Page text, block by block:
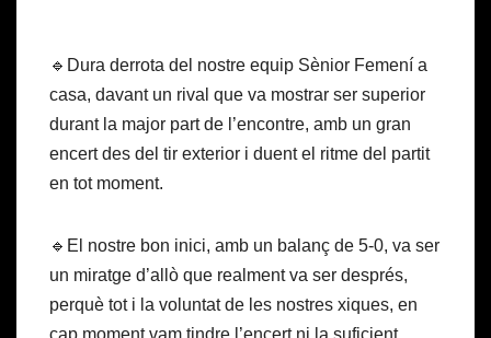
🔹Dura derrota del nostre equip Sènior Femení a
casa, davant un rival que va mostrar ser superior
durant la major part de l’encontre, amb un gran
encert des del tir exterior i duent el ritme del partit
en tot moment.
🔹El nostre bon inici, amb un balanç de 5-0, va ser
un miratge d’allò que realment va ser després,
perquè tot i la voluntat de les nostres xiques, en